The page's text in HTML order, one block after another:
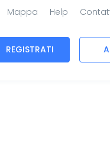
Mappa Help
REGISTRATI